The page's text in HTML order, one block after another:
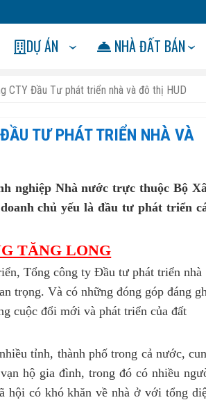
DỰ ÁN NHÀ ĐẤT BÁN
CTY Đầu Tư phát triển nhà và đô thị HUD
TƯ PHÁT TRIỂN NHÀ VÀ
nghiệp Nhà nước trực thuộc Bộ
chủ yếu là đầu tư phát triển
TĂNG LONG
Tổng công ty Đầu tư phát triển nhà
trọng. Và có những đóng góp đáng
cuộc đổi mới và phát triển của đất
tỉnh, thành phố trong cả nước,
hộ gia đình, trong đó có nhiều
hội có khó khăn về nhà ở với tổng